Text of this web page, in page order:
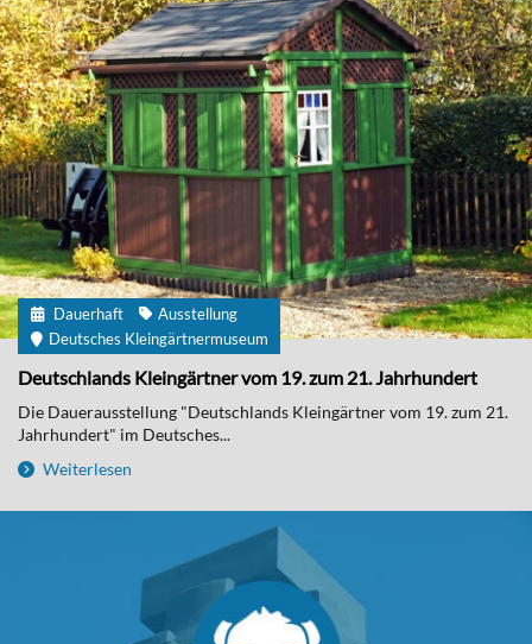
Dauerhaft
Ausstellung
Deutsches Kleingärtnermuseum
Deutschlands Kleingärtner vom 19. zum 21. Jahrhundert
Die Dauerausstellung "Deutschlands Kleingärtner vom 19. zum 21.
Jahrhundert" im Deutsches...
Weiterlesen